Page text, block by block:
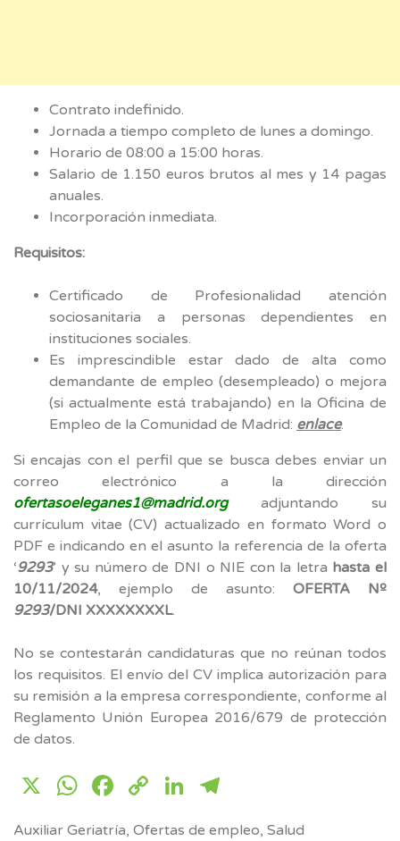
Contrato indefinido.
Jornada a tiempo completo de lunes a domingo.
Horario de 08:00 a 15:00 horas.
Salario de 1.150 euros brutos al mes y 14 pagas
anuales.
Incorporación inmediata.
Requisitos:
Certificado de Profesionalidad atención
sociosanitaria a personas dependientes en
instituciones sociales.
Es imprescindible estar dado de alta como
demandante de empleo (desempleado) o mejora
(si actualmente está trabajando) en la Oficina de
Empleo de la Comunidad de Madrid: enlace.
Si encajas con el perfil que se busca debes enviar un
correo electrónico a la dirección
ofertasoeleganes1@madrid.orgadjuntando su
currículum vitae (CV) actualizado en formato Word o
PDF e indicando en el asunto la referencia de la oferta
‘9293’ y su número de DNI o NIE con la letra hasta el
10/11/2024, ejemplo de asunto: OFERTA Nº
9293/DNI XXXXXXXXL.
No se contestarán candidaturas que no reúnan todos
los requisitos. El envío del CV implica autorización para
su remisión a la empresa correspondiente, conforme al
Reglamento Unión Europea 2016/679 de protección
de datos.
X WhatsApp
Facebook
CopyLinkedIn
Auxiliar Geriatría, Ofertas de empleo, Salud